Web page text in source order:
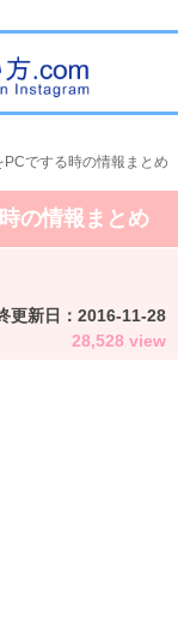
でする時の情報まとめ
の情報まとめ
更新日： 2016-11-28
28,528 view